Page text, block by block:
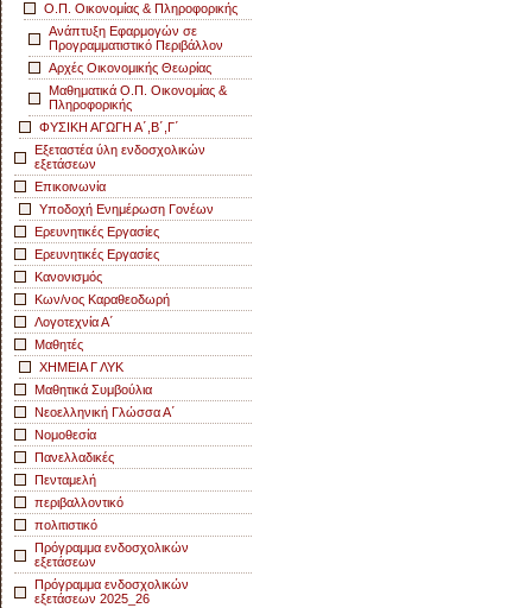
Ο.Π. Οικονομίας & Πληροφορικής
Ανάπτυξη Εφαρμογών σε
Προγραμματιστικό Περιβάλλον
Αρχές Οικονομικής Θεωρίας
Μαθηματικά Ο.Π. Οικονομίας &
Πληροφορικής
ΦΥΣΙΚΗ ΑΓΩΓΗ Α΄,Β΄,Γ΄
Εξεταστέα ύλη ενδοσχολικών
εξετάσεων
Επικοινωνία
Υποδοχή Ενημέρωση Γονέων
Ερευνητικές Εργασίες
Ερευνητικές Εργασίες
Κανονισμός
Κων/νος Καραθεοδωρή
Λογοτεχνία Α΄
Μαθητές
ΧΗΜΕΙΑ Γ ΛΥΚ
Μαθητικά Συμβούλια
Νεοελληνική Γλώσσα Α΄
Νομοθεσία
Πανελλαδικές
Πενταμελή
περιβαλλοντικό
πολιτιστικό
Πρόγραμμα ενδοσχολικών
εξετάσεων
Πρόγραμμα ενδοσχολικών
εξετάσεων 2025_26